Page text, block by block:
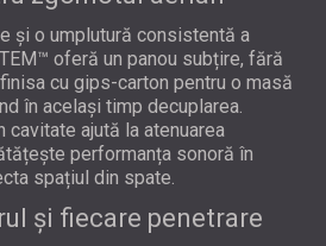
și o umplutură consistentă a
oferă un panou subțire, fără
cu gips-carton pentru o masă
în același timp decuplarea.
cavitate ajută la atenuarea
performanța sonoră în
spațiul din spate.
și fiecare penetrare